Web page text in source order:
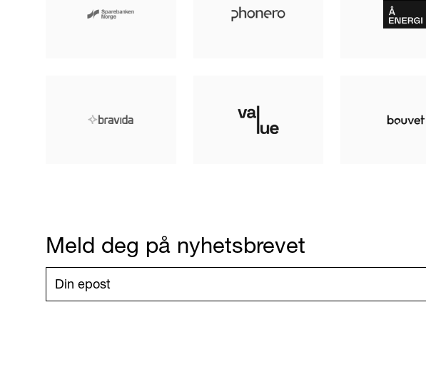
Meld deg på nyhetsbrevet